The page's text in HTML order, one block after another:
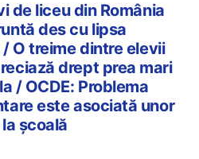
de liceu din România
des cu lipsa
O treime dintre elevii
drept prea mari
/ OCDE: Problema
este asociată unor
școală